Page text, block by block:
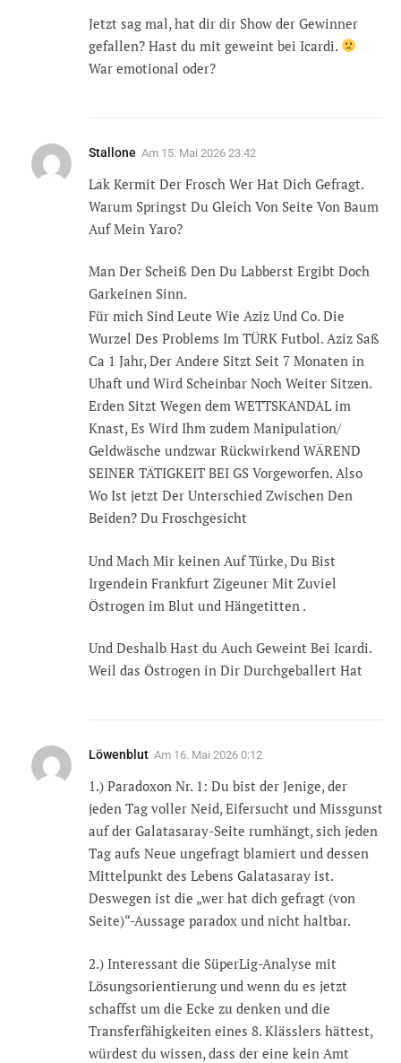
Jetzt sag mal, hat dir dir Show der Gewinner
gefallen? Hast du mit geweint bei Icardi.
War emotional oder?
Stallone Am 15. Mai 2026 23:42
Lak Kermit Der Frosch Wer Hat Dich Gefragt.
Warum Springst Du Gleich Von Seite Von Baum
Auf Mein Yaro?
Man Der Scheiß Den Du Labberst Ergibt Doch
Garkeinen Sinn.
Für mich Sind Leute Wie Aziz Und Co. Die
Wurzel Des Problems Im TÜRK Futbol. Aziz Saß
Ca 1 Jahr, Der Andere Sitzt Seit 7 Monaten in
Uhaft und Wird Scheinbar Noch Weiter Sitzen.
Erden Sitzt Wegen dem WETTSKANDAL im
Knast, Es Wird Ihm zudem Manipulation/
Geldwäsche undzwar Rückwirkend WÄREND
SEINER TÄTIGKEIT BEI GS Vorgeworfen. Also
Wo Ist jetzt Der Unterschied Zwischen Den
Beiden? Du Froschgesicht
Und Mach Mir keinen Auf Türke, Du Bist
Irgendein Frankfurt Zigeuner Mit Zuviel
Östrogen im Blut und Hängetitten .
Und Deshalb Hast du Auch Geweint Bei Icardi.
Weil das Östrogen in Dir Durchgeballert Hat
Löwenblut Am 16. Mai 2026 0:12
1.) Paradoxon Nr. 1: Du bist der Jenige, der
jeden Tag voller Neid, Eifersucht und Missgunst
auf der Galatasaray-Seite rumhängt, sich jeden
Tag aufs Neue ungefragt blamiert und dessen
Mittelpunkt des Lebens Galatasaray ist.
Deswegen ist die „wer hat dich gefragt (von
Seite)“-Aussage paradox und nicht haltbar.
2.) Interessant die SüperLig-Analyse mit
Lösungsorientierung und wenn du es jetzt
schaffst um die Ecke zu denken und die
Transferfähigkeiten eines 8. Klässlers hättest,
würdest du wissen, dass der eine kein Amt